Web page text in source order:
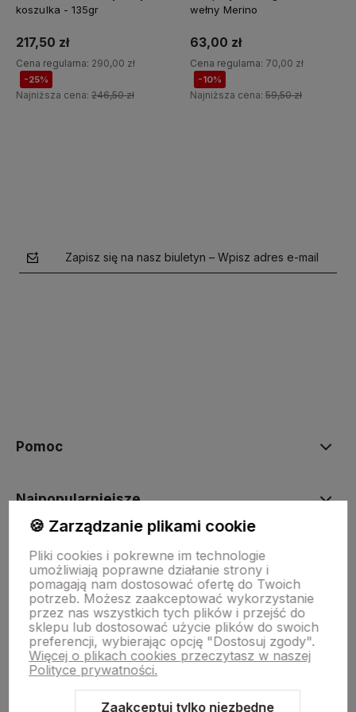
koszulka - 135gr
217,50 zł
Cena regularna: 290,00 zł
-25%
Najniższa cena: 246,50 zł
wełny Merino
63,00 zł
Cena regularna: 70,00 zł
-10%
Najniższa cena: 59,50 zł
Zapisz się na nasz biuletyn – Wpisz adres e-mail
Pomoc
Najpopularniejsze
Moje konto
Płatności i dostawa
Informacje
🍪 Zarządzanie plikami cookie
Pliki cookies i pokrewne im technologie
umożliwiają poprawne działanie strony i
pomagają nam dostosować ofertę do Twoich
potrzeb. Możesz zaakceptować wykorzystanie
przez nas wszystkich tych plików i przejść do
sklepu lub dostosować użycie plików do swoich
preferencji, wybierając opcję "Dostosuj zgody".
Więcej o plikach cookies przeczytasz w naszej
Polityce prywatności.
Zaakceptuj tylko niezbędne